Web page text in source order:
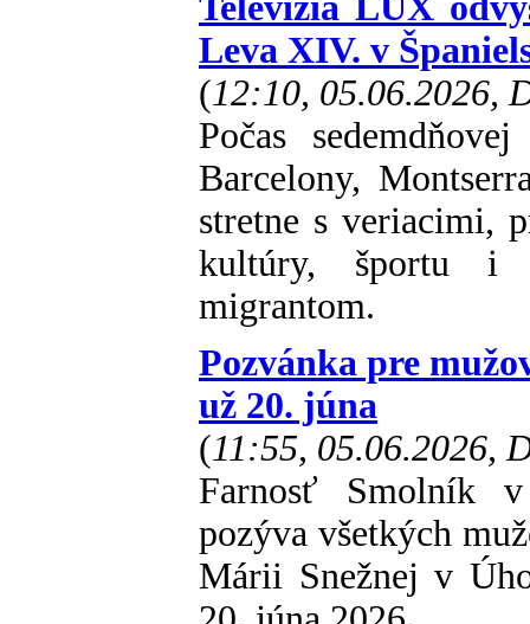
Leva XIV. v
(12:10, 05.06.2026,
Počas
Barcelony,
stretne s veriacimi,
kultúry, športu i
migrantom.
Pozvánka pre
už 20. júna
(11:55, 05.06.2026,
Farnosť Smolník v
pozýva všetkých
Márii Snežnej v